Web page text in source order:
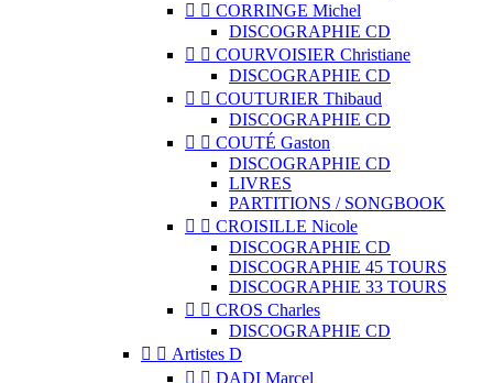
  CORRINGE Michel
DISCOGRAPHIE CD
  COURVOISIER Christiane
DISCOGRAPHIE CD
  COUTURIER Thibaud
DISCOGRAPHIE CD
  COUTÉ Gaston
DISCOGRAPHIE CD
LIVRES
PARTITIONS / SONGBOOK
  CROISILLE Nicole
DISCOGRAPHIE CD
DISCOGRAPHIE 45 TOURS
DISCOGRAPHIE 33 TOURS
  CROS Charles
DISCOGRAPHIE CD
  Artistes D
  DADI Marcel